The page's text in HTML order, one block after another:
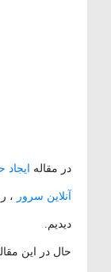
در مقالهایجاد
آنلاین سرور ،
دیدیم.
حال در این